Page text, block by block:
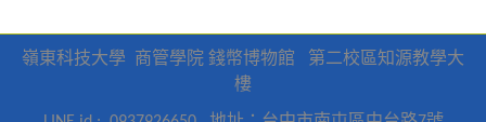
嶺東科技大學 商管學院 錢幣博物館
第二校區知源教學大
樓